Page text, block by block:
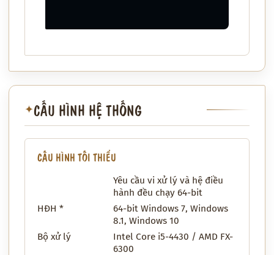
✦CẤU HÌNH HỆ THỐNG
CẤU HÌNH TỐI THIỂU
Yêu cầu vi xử lý và hệ điều
hành đều chạy 64-bit
HĐH *
64-bit Windows 7, Windows
8.1, Windows 10
Bộ xử lý
Intel Core i5-4430 / AMD FX-
6300